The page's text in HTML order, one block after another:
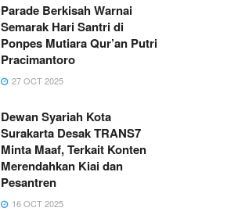
Parade Berkisah Warnai
Semarak Hari Santri di
Ponpes Mutiara Qur’an Putri
Pracimantoro
27 OCT 2025
Dewan Syariah Kota
Surakarta Desak TRANS7
Minta Maaf, Terkait Konten
Merendahkan Kiai dan
Pesantren
16 OCT 2025